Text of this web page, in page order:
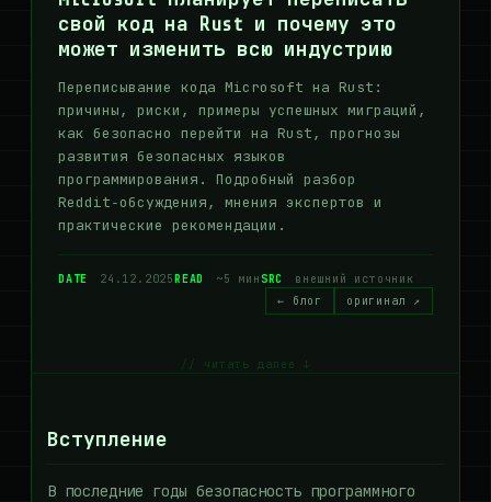
свой код на Rust и почему это
может изменить всю индустрию
Переписывание кода Microsoft на Rust:
причины, риски, примеры успешных миграций,
как безопасно перейти на Rust, прогнозы
развития безопасных языков
программирования. Подробный разбор
Reddit‑обсуждения, мнения экспертов и
практические рекомендации.
DATE 24.12.2025READ ~5 минSRC
внешний источник
← блог
оригинал ↗
// читать далее ↓
Вступление
В последние годы безопасность программного